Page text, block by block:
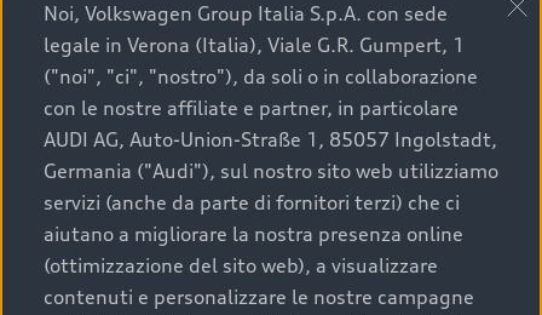
A breve verrai ricontattato dal Customer Care
Audi Center o direttamente dal Concessionario
che ti supporterà per finalizzare la tua richiesta.
La qualità di acquistare
un’auto usata Audi
Noi, Volkswagen Group Italia S.p.A. con sede
legale in Verona (Italia), Viale G.R. Gumpert, 1
("noi", "ci", "nostro"), da soli o in collaborazione
con le nostre affiliate e partner, in particolare
AUDI AG, Auto-Union-Straße 1, 85057 Ingolstadt,
Germania ("Audi"), sul nostro sito web utilizziamo
servizi (anche da parte di fornitori terzi) che ci
aiutano a migliorare la nostra presenza online
(ottimizzazione del sito web), a visualizzare
contenuti e personalizzare le nostre campagne